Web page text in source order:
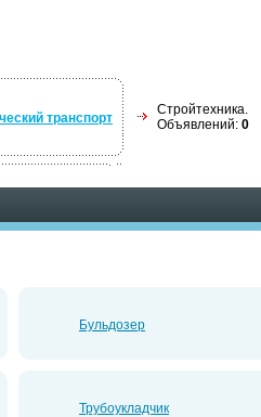
транспорт
Стройтехника.
Объявлений: 0
Бульдозер
Трубоукладчик